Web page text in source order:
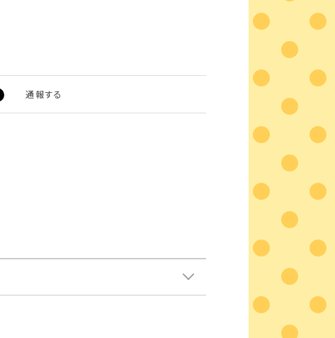
通報する